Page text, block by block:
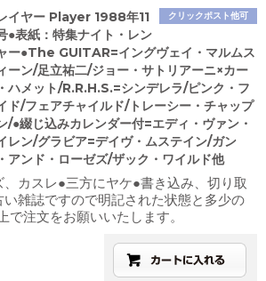
クリックポスト他可
イヤー Player 1988年11
●表紙：特集ナイト・レン
ー●The GUITAR=イングヴェイ・マルムス
ーン/足立祐二/ジョー・サトリアーニ×カー
ハメット/R.R.H.S.=シンデレラ/ピンク・フ
ド/フェアチャイルド/トレーシー・チャップ
/●綴じ込みカレンダー付=エディ・ヴァン・
レン/グラビア=デイヴ・ムステイン/ガン
アンド・ローゼズ/ザック・ワイルド他
カスレ●三方にヤケ●書き込み、切り取
い雑誌ですので明記された状態と多少の
で注文をお願いいたします。